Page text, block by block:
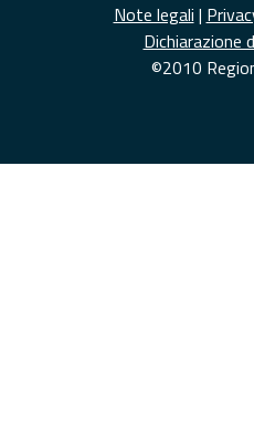
Note legali |
Dichiarazione
©2010